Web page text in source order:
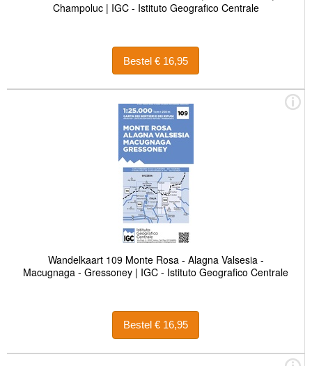
Champoluc | IGC - Istituto Geografico Centrale
Bestel € 16,95
Wandelkaart 109 Monte Rosa - Alagna Valsesia -
Macugnaga - Gressoney | IGC - Istituto Geografico Centrale
Bestel € 16,95